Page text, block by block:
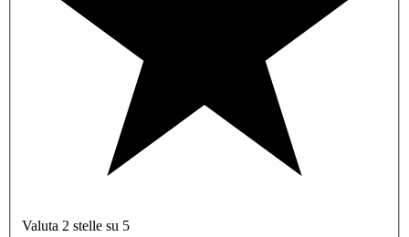
Valuta 2 stelle su 5